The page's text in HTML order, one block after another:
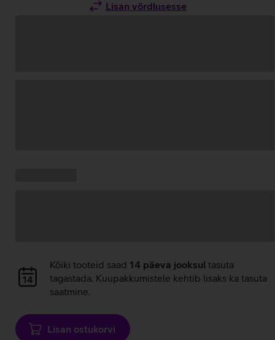
Lisan võrdlusesse
Andmete
laadimine
Kõiki tooteid saad 14 päeva jooksul tasuta
tagastada. Kuupakkumistele kehtib lisaks ka tasuta
saatmine.
Lisan ostukorvi